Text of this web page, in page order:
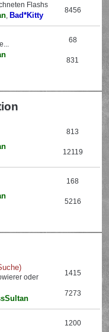
Flashs
, Bad*Kitty
8456
68
831
813
12119
168
5216
oder
1415
7273
1200